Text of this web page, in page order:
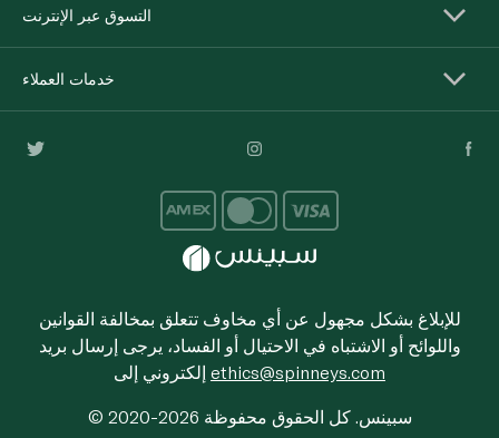
التسوق عبر الإنترنت
خدمات العملاء
للإبلاغ بشكل مجهول عن أي مخاوف تتعلق بمخالفة القوانين
واللوائح أو الاشتباه في الاحتيال أو الفساد، يرجى إرسال بريد
ethics@spinneys.com
© 2020-2026 سبينس. كل الحقوق محفوظة